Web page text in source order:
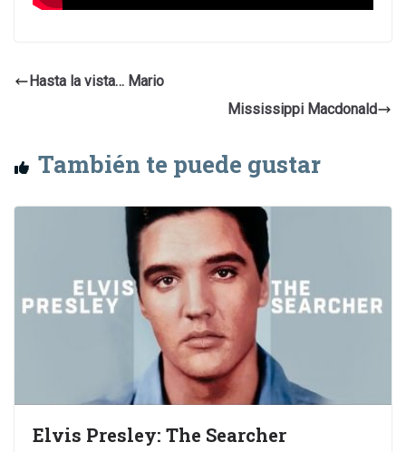
Hasta la vista… Mario
Mississippi Macdonald
También te puede gustar
Elvis Presley: The Searcher